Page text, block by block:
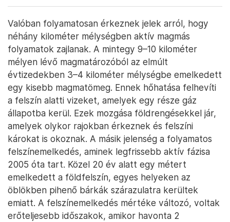
Valóban folyamatosan érkeznek jelek arról, hogy
néhány kilométer mélységben aktív magmás
folyamatok zajlanak. A mintegy 9–10 kilométer
mélyen lévő magmatározóból az elmúlt
évtizedekben 3–4 kilométer mélységbe emelkedett
egy kisebb magmatömeg. Ennek hőhatása felhevíti
a felszín alatti vizeket, amelyek egy része gáz
állapotba kerül. Ezek mozgása földrengésekkel jár,
amelyek olykor rajokban érkeznek és felszíni
károkat is okoznak. A másik jelenség a folyamatos
felszínemelkedés, aminek legfrissebb aktív fázisa
2005 óta tart. Közel 20 év alatt egy métert
emelkedett a földfelszín, egyes helyeken az
öblökben pihenő bárkák szárazulatra kerültek
emiatt. A felszínemelkedés mértéke változó, voltak
erőteljesebb időszakok, amikor havonta 2